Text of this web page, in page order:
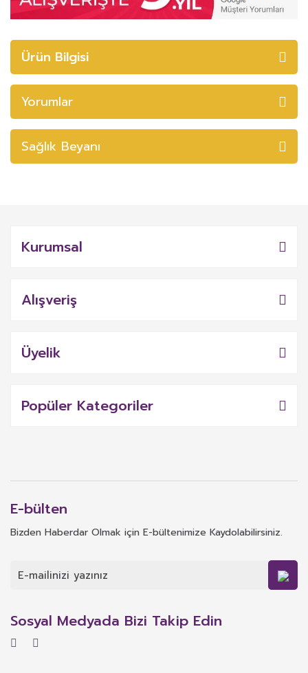
Ürün Bilgisi
Yorumlar
Sağlık Beyanı
Kurumsal
Alışveriş
Üyelik
Popüler Kategoriler
E-bülten
Bizden Haberdar Olmak için E-bültenimize Kaydolabilirsiniz.
Sosyal Medyada Bizi Takip Edin